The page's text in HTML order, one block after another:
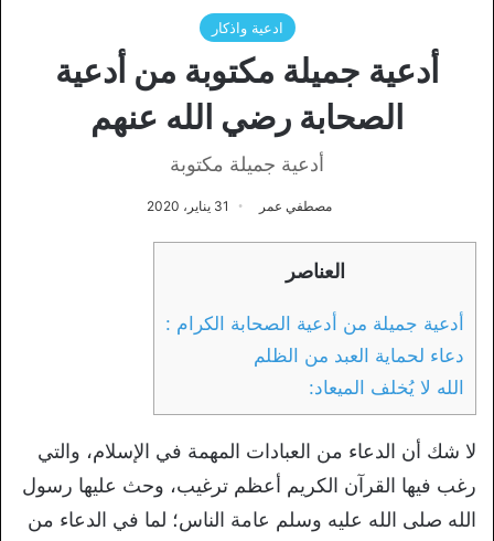
ادعية واذكار
أدعية جميلة مكتوبة من أدعية
الصحابة رضي الله عنهم
أدعية جميلة مكتوبة
مصطفي عمر 31 يناير، 2020
العناصر
أدعية جميلة من أدعية الصحابة الكرام :
دعاء لحماية العبد من الظلم
الله لا يُخلف الميعاد:
لا شك أن الدعاء من العبادات المهمة في الإسلام، والتي
رغب فيها القرآن الكريم أعظم ترغيب، وحث عليها رسول
الله صلى الله عليه وسلم عامة الناس؛ لما في الدعاء من